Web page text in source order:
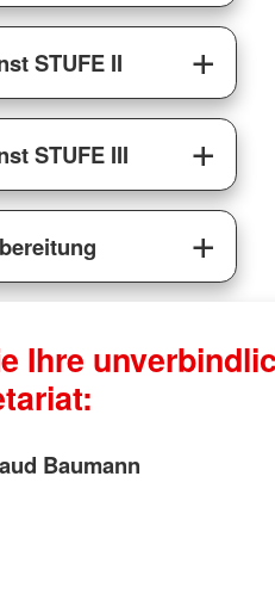
STUFE II
STUFE III
Ihre
Baumann